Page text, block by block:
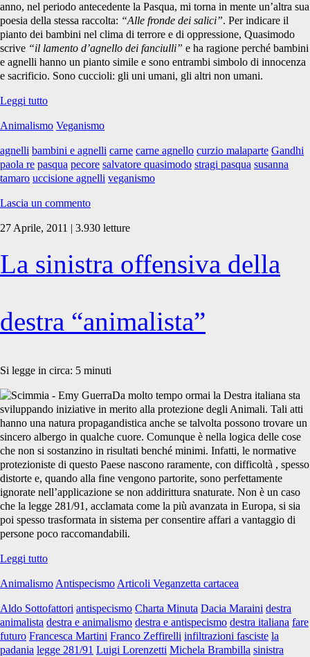
anno, nel periodo antecedente la Pasqua, mi torna in mente un’altra sua
poesia della stessa raccolta: “Alle fronde dei salici”. Per indicare il
pianto dei bambini nel clima di terrore e di oppressione, Quasimodo
scrive “il lamento d’agnello dei fanciulli” e ha ragione perché bambini
e agnelli hanno un pianto simile e sono entrambi simbolo di innocenza
e sacrificio. Sono cuccioli: gli uni umani, gli altri non umani.
Leggi tuttoLa
vita
la
nostra
festa
Animalismo Veganismo
agnelli bambini e agnelli carne carne agnello curzio malaparte Gandhi
paola re pasqua pecore salvatore quasimodo stragi pasqua susanna
tamaro uccisione agnelli veganismo
Lascia un commento
27 Aprile, 2011 | 3.930 letture
La sinistra offensiva della
destra “animalista”
Si legge in circa: 5 minuti
Da molto tempo ormai la Destra italiana sta
sviluppando iniziative in merito alla protezione degli Animali. Tali atti
hanno una natura propagandistica anche se talvolta possono trovare un
sincero albergo in qualche cuore. Comunque è nella logica delle cose
che non si sostanzino in risultati benché minimi. Infatti, le normative
protezioniste di questo Paese nascono raramente, con difficoltà , spesso
distorte e, quando alla fine vengono partorite, sono perfettamente
ignorate nell’applicazione se non addirittura snaturate. Non è un caso
che la legge 281/91, acclamata come la più avanzata in Europa, si sia
poi spesso trasformata in sistema per consentire affari a vantaggio di
persone poco raccomandabili.
Leggi tuttoLa
offensiva
destra
“animalista”
Animalismo Antispecismo Articoli Veganzetta cartacea
Aldo Sottofattori antispecismo Charta Minuta Dacia Maraini destra
animalista destra e animalismo destra e antispecismo destra italiana fare
futuro Francesca Martini Franco Zeffirelli infiltrazioni fasciste la
padania legge 281/91 Luigi Lorenzetti Michela Brambilla sinistra